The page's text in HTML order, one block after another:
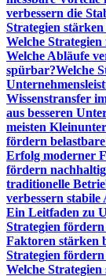
verbessern die
Strategien
Welche
Welche Abläufe
spürbar?Welche
Wissenstransfer
aus besseren
meisten
fördern
Erfolg moderner
fördern
traditionelle
verbessern
Ein Leitfaden zu
Strategien
Faktoren stärken
Strategien
Welche